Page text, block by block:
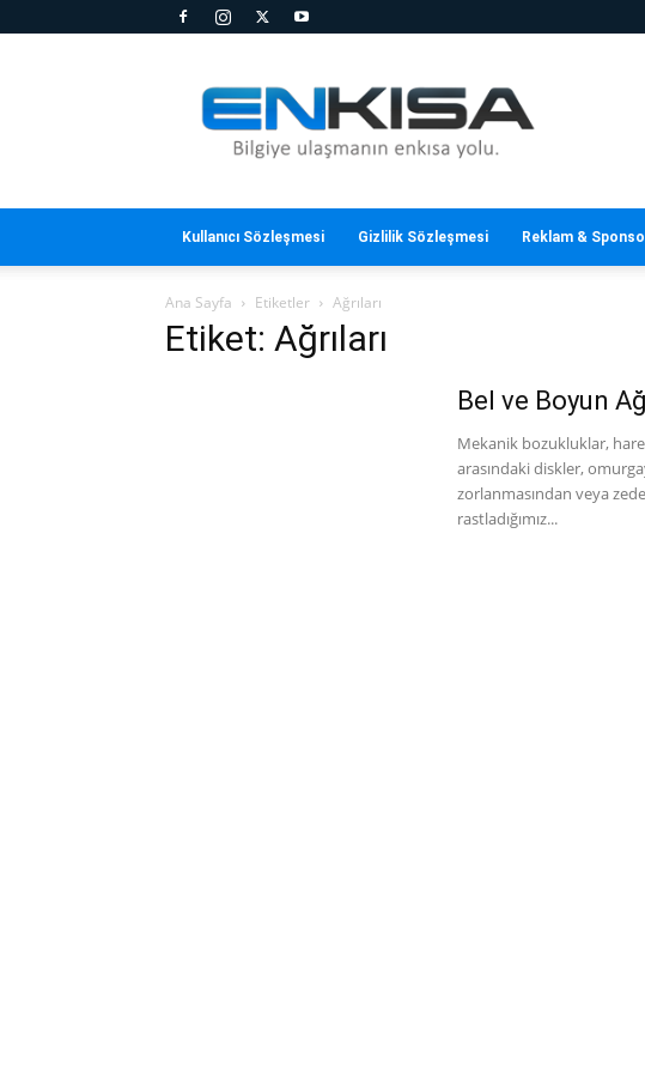
Kısa
Kullanıcı Sözleşmesi Gizlilik Sözleşmesi Reklam &
Ana Sayfa Etiketler Ağrıları
Etiket: Ağrıları
Bel ve Boyun
Mekanik bozukluklar,
arasındaki diskler,
zorlanmasından veya
rastladığımız...